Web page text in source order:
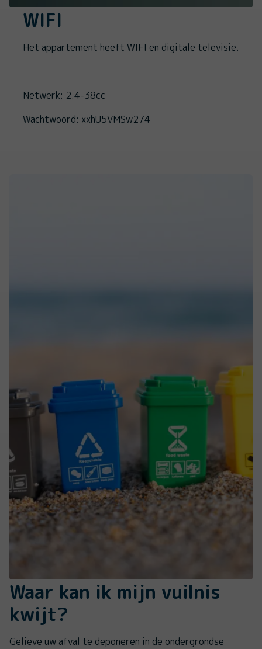
WIFI
Het appartement heeft WIFI en digitale televisie.
Netwerk: 2.4-38cc
Wachtwoord: xxhU5VMSw274
Waar kan ik mijn vuilnis
kwijt?
Gelieve uw afval te deponeren in de ondergrondse